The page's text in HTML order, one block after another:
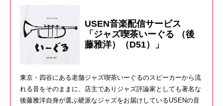
USEN音楽配信サービス
「ジャズ喫茶いーぐる （後
藤雅洋）（D51）」
東京・四谷にある老舗ジャズ喫茶いーぐるのスピーカーから流
れる音をそのままに、店主でありジャズ評論家としても著名な
後藤雅洋自身が選ぶ硬派なジャズをお届けしているUSENの音